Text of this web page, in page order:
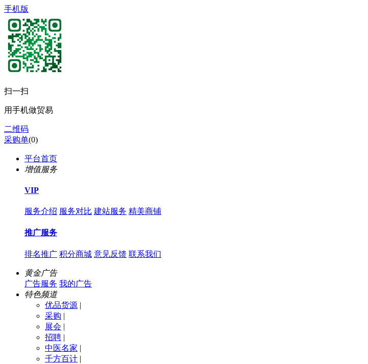
手机版
扫一扫
用手机做贸易
二维码
采购单(0)
平台首页
增值服务
VIP
服务介绍 服务对比 建站服务 精美商铺
推广服务
排名推广 积分商城 意见反馈 联系我们
黄金广告
广告服务 我的广告
特色频道
优品货源 |
采购 |
展会 |
招聘 |
中医名家 |
千方百计 |